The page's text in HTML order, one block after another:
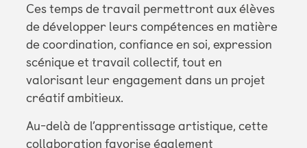
Ces temps de travail permettront aux élèves
de développer leurs compétences en matière
de coordination, confiance en soi, expression
scénique et travail collectif, tout en
valorisant leur engagement dans un projet
créatif ambitieux.
Au-delà de l’apprentissage artistique, cette
collaboration favorise également